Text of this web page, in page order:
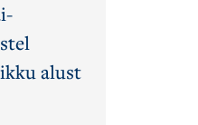
alust